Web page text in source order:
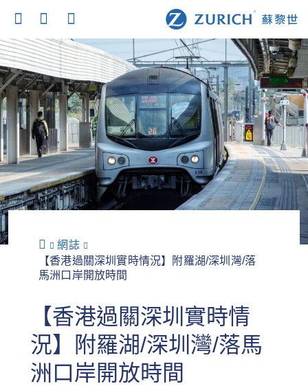
網誌
【香港過關深圳實時情況】附羅湖/深圳灣/落
馬洲口岸開放時間
【香港過關深圳實時情
況】附羅湖/深圳灣/落馬
洲口岸開放時間